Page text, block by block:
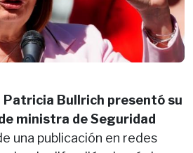
Patricia Bullrich presentó su
ministra de Seguridad
una publicación en redes